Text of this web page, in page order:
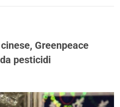
Greenpeace
pesticidi